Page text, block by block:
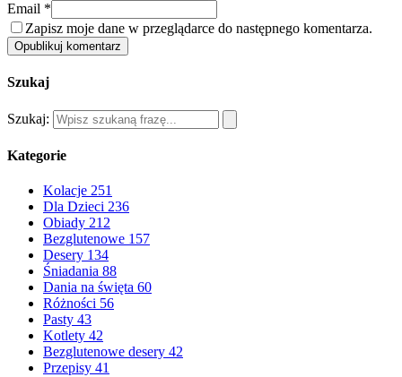
Email *
Zapisz moje dane w przeglądarce do następnego komentarza.
Opublikuj komentarz
Szukaj
Szukaj:
Kategorie
Kolacje 251
Dla Dzieci 236
Obiady 212
Bezglutenowe 157
Desery 134
Śniadania 88
Dania na święta 60
Różności 56
Pasty 43
Kotlety 42
Bezglutenowe desery 42
Przepisy 41